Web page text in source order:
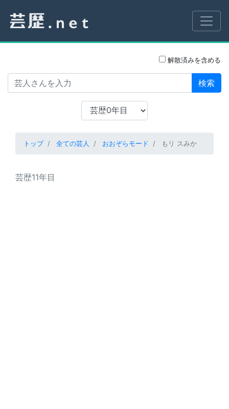
解散済みを含める
検索
トップ 全ての芸人 おおぞらモード もリ スみか
芸歴11年目